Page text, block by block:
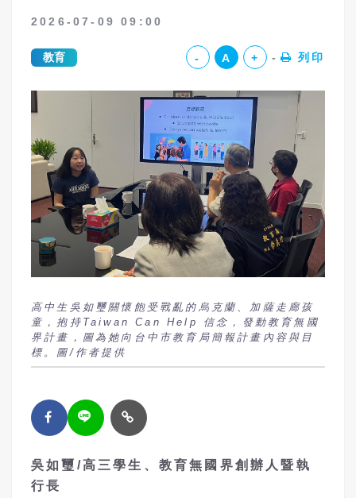
2026-07-09 09:00
教育 - A + 列印
高中生吳如璽關懷飽受戰亂的烏克蘭、加薩走廊孩
童，抱持Taiwan Can Help 信念，發動教育無國
界計畫，圖為她向台中市教育局簡報計畫內容與目
標。圖/作者提供
吳如璽/高三學生、教育無國界創辦人暨執
行長